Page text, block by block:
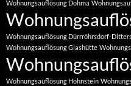
Wohnungsauflösung Dohma
Wohnungsauflösung Dürrröhrsdorf-
Wohnungsauflösung Glashütte
Wohnungsauflösung Hohnstein